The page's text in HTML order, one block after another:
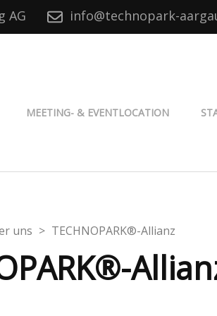
AG info@technopark-
MEETING- & EVENTLOCATION
uns > TECHNOPARK®-Allianz